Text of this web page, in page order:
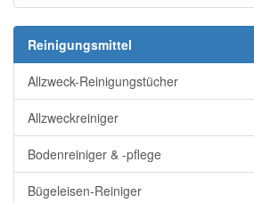
Reinigungsmittel
Allzweck-Reinigungstücher
Allzweckreiniger
Bodenreiniger & -pflege
Bügeleisen-Reiniger